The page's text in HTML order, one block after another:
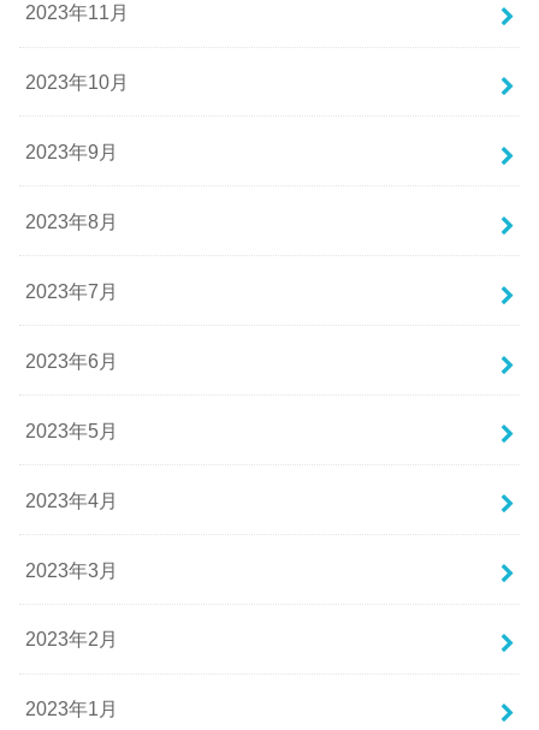
2023年11月
2023年10月
2023年9月
2023年8月
2023年7月
2023年6月
2023年5月
2023年4月
2023年3月
2023年2月
2023年1月